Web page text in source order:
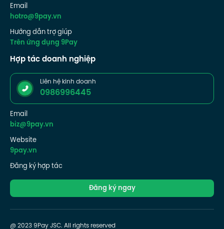
Email
hotro@9pay.vn
Hướng dẫn trợ giúp
Trên ứng dụng 9Pay
Hợp tác doanh nghiệp
Liên hệ kinh doanh
0986996445
Email
biz@9pay.vn
Website
9pay.vn
Đăng ký hợp tác
Đăng ký ngay
@ 2023 9Pay JSC. All rights reserved